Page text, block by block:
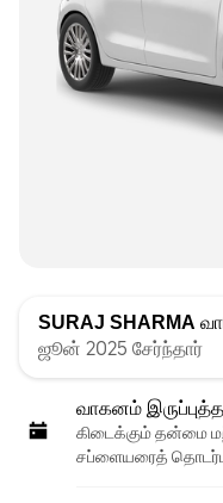
SURAJ SHARMA
ஜூன் 2025 சேர்ந்தார்
வாகனம்
கிடைக்கும் தன்மை
சப்ளையரைத்